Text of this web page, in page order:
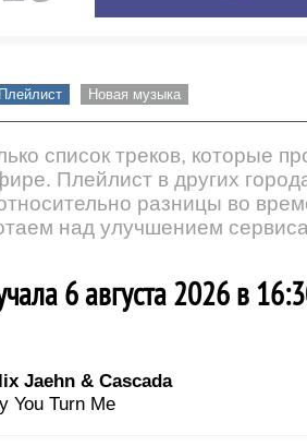
Плейлист Новая музыка
список треков, которые
Плейлист в других
разницы во
над улучшением
6 августа 2026 в
Jaehn & Cascada
You Turn Me